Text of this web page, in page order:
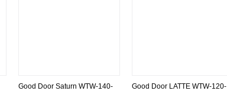
Good Door Saturn WTW-140-
Good Door LATTE WTW-120-